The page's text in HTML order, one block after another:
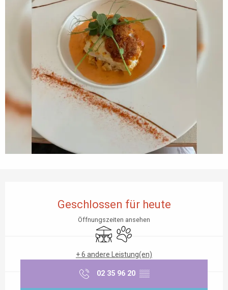
Geschlossen für heute
Öffnungszeiten ansehen
TerrasseTiere erlaubt
+ 6 andere Leistung(en)
02 35 96 20 ▒▒